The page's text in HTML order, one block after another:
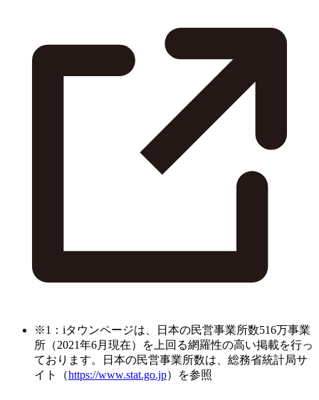
※1：iタウンページは、日本の民営事業所数516万事業
所（2021年6月現在）を上回る網羅性の高い掲載を行っ
ております。日本の民営事業所数は、総務省統計局サ
イト（https://www.stat.go.jp）を参照